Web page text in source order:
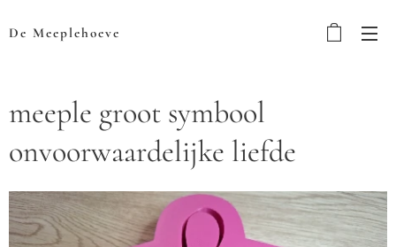
De Meeplehoeve
meeple groot symbool
onvoorwaardelijke liefde